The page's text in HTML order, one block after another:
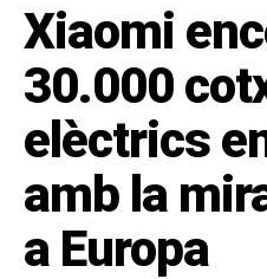
Xiaomi
30.000
elèctrics
amb la
a Europa